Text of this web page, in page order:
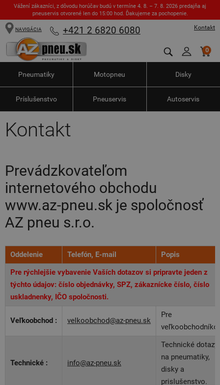
Vážení zákazníci, z dôvodu horúčav budú v termíne 4. 8. – 7. 8. 2026 predajňa aj
pneuservis otvorené len do 15:00 hod. Ďakujeme za pochopenie.
Kontakt
NAVIGÁCIA +421 2 6820 6080
0
Pneumatiky Motopneu Disky
Príslušenstvo Pneuservis Autoservis
Kontakt
Prevádzkovateľom
internetového obchodu
www.az-pneu.sk je spoločnosť
AZ pneu s.r.o.
Oddelenie Telefón, E-mail
Popis
Pre rýchlejšie vybavenie Vaších dotazov si pripravte jeden z
týchto údajov: číslo objednávky, SPZ, zákaznícke číslo, číslo
uskladnenky, IČO spoločnosti.
Veľkoobchod : velkoobchod@az-pneu.sk
Pre
Technické : info@az-pneu.sk
Technické dotazy
na pneumatiky,
disky a
prislušenstvo.